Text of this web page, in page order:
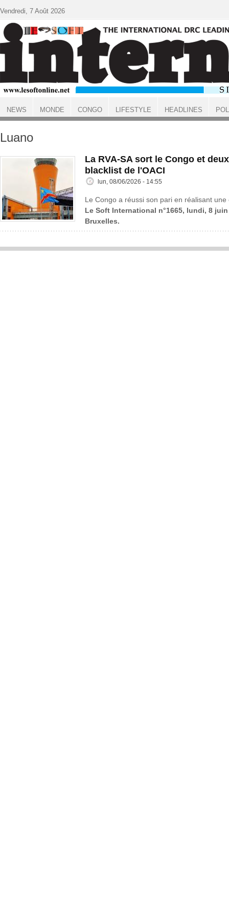
ACCUEIL
Luano
La RVA-SA sort le Congo et
blacklist de l'OACI
lun, 08/06/2026 - 14:55
Le Congo a réussi son pari en réalisant une
Le Soft International n°1665, lundi, 8
Bruxelles.
Vendredi, 7 Août 2026
NEWS MONDE CONGO LIFESTYLE HEADLINES